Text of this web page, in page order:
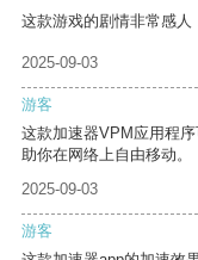
这款游戏的剧情非常感人
2025-09-03
游客
这款加速器VPM应用程
助你在网络上自由移动。
2025-09-03
游客